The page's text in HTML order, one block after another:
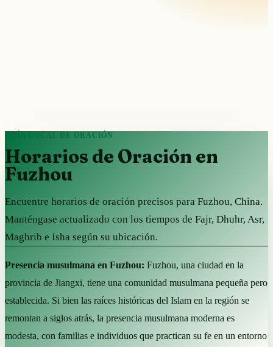
GUÍA LOCAL DE ORACIÓN
Horarios de Oración en
Fuzhou
Encuentre horarios de oración precisos para Fuzhou, China.
Manténgase actualizado con los tiempos de Fajr, Dhuhr, Asr,
Maghrib e Isha según su ubicación.
Presencia musulmana en Fuzhou: Fuzhou, una ciudad en la
provincia de Jiangxi, tiene una comunidad musulmana pequeña pero
establecida. Si bien las raíces históricas del Islam en la región se
remontan a siglos atrás, la presencia musulmana moderna es
modesta, con familias e individuos que practican su fe en un entorno